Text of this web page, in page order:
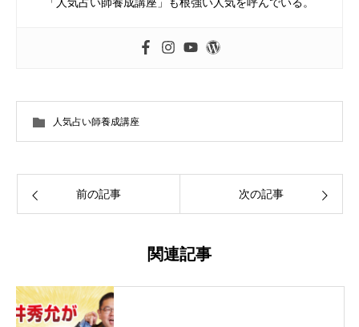
人気占い師養成講座
前の記事 次の記事
関連記事